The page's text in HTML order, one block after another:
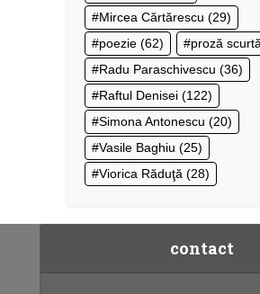
Mircea Cărtărescu (29)
poezie (62) proză scurtă
Radu Paraschivescu (36)
Raftul Denisei (122)
Simona Antonescu (20)
Vasile Baghiu (25)
Viorica Răduţă (28)
contact